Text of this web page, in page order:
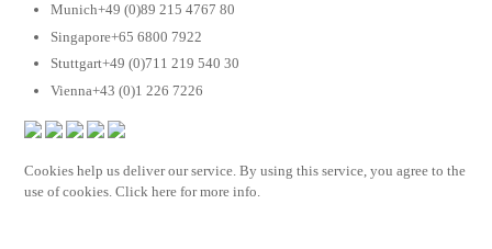
Munich+49 (0)89 215 4767 80
Singapore+65 6800 7922
Stuttgart+49 (0)711 219 540 30
Vienna+43 (0)1 226 7226
Cookies help us deliver our service. By using this service, you agree to the
use of cookies. Click here for more info.